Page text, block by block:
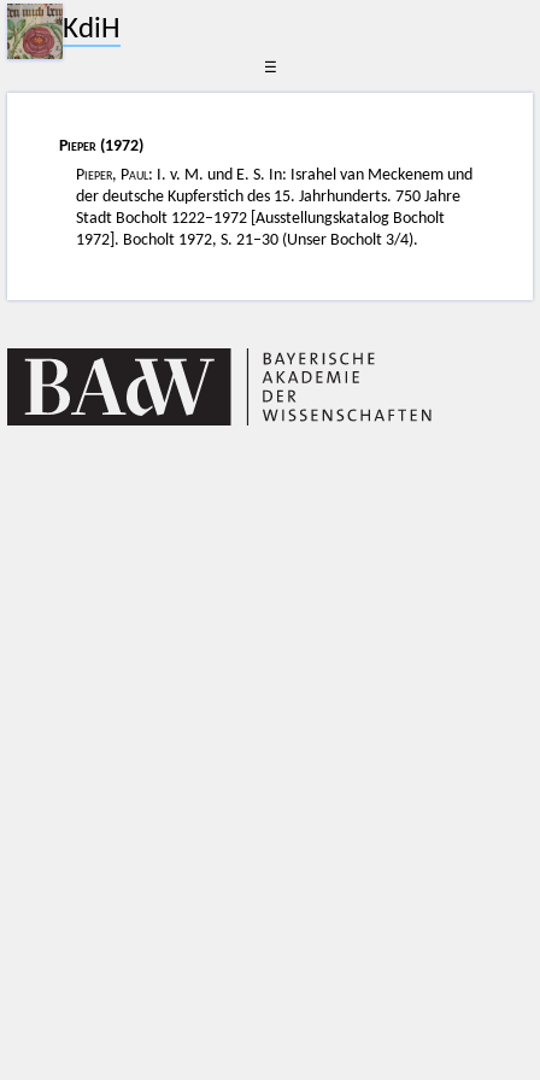
KdiH
☰
Pieper (1972)
Pieper, Paul: I. v. M. und E. S. In: Israhel van Meckenem und
der deutsche Kupferstich des 15. Jahrhunderts. 750 Jahre
Stadt Bocholt 1222–1972 [Ausstellungskatalog Bocholt
1972]. Bocholt 1972, S. 21–30 (Unser Bocholt 3/4).